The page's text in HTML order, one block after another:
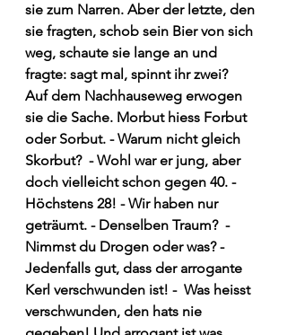
sie zum Narren. Aber der letzte, den
sie fragten, schob sein Bier von sich
weg, schaute sie lange an und
fragte: sagt mal, spinnt ihr zwei?
Auf dem Nachhauseweg erwogen
sie die Sache. Morbut hiess Forbut
oder Sorbut. - Warum nicht gleich
Skorbut?  - Wohl war er jung, aber
doch vielleicht schon gegen 40. -
Höchstens 28! - Wir haben nur
geträumt. - Denselben Traum?  -
Nimmst du Drogen oder was? -
Jedenfalls gut, dass der arrogante
Kerl verschwunden ist! -  Was heisst
verschwunden, den hats nie